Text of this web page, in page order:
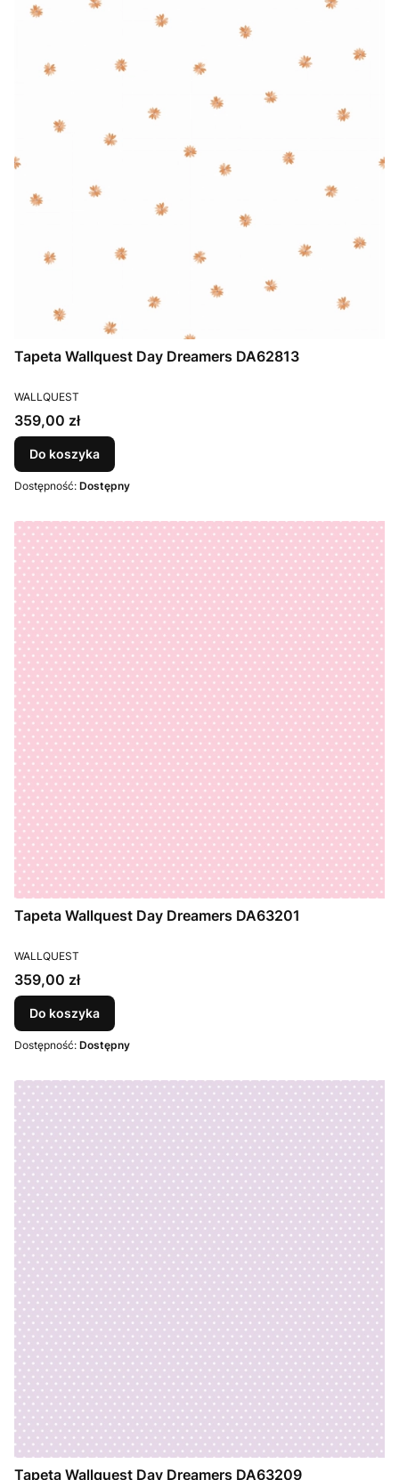
Tapeta Wallquest Day Dreamers DA62813
PRODUCENT
WALLQUEST
Cena
359,00 zł
Do koszyka
Dostępność: Dostępny
Tapeta Wallquest Day Dreamers DA63201
PRODUCENT
WALLQUEST
Cena
359,00 zł
Do koszyka
Dostępność: Dostępny
Tapeta Wallquest Day Dreamers DA63209